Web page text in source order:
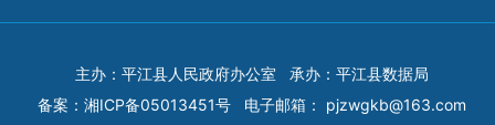
主办：平江县人民政府办公室
承办：平江县数据局
备案： 湘ICP备05013451号 电子邮箱： pjzwgkb@163.com